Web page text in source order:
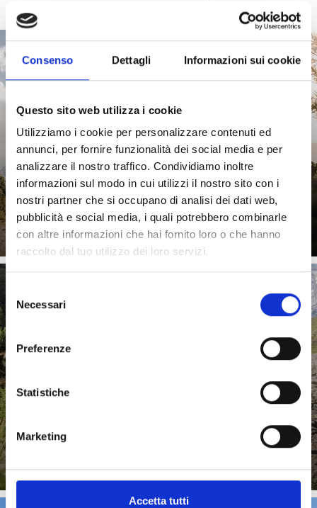
Consenso Dettagli Informazioni sui cookie
Questo sito web utilizza i cookie
Utilizziamo i cookie per personalizzare contenuti ed
annunci, per fornire funzionalità dei social media e per
analizzare il nostro traffico. Condividiamo inoltre
informazioni sul modo in cui utilizzi il nostro sito con i
nostri partner che si occupano di analisi dei dati web,
pubblicità e social media, i quali potrebbero combinarle
con altre informazioni che hai fornito loro o che hanno
raccolto dal tuo utilizzo dei loro servizi.
delNecessari
Preferenze
Statistiche
Marketing
Accetta tutti
PORTA AL PARCO NAZIONALE DELLO STELVIO
Saperne di più
IN ALTO